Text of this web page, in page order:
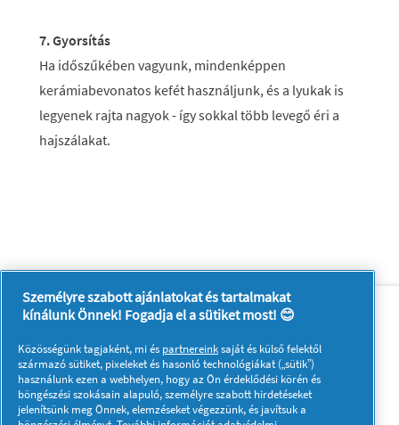
7. Gyorsítás
Ha időszűkében vagyunk, mindenképpen
kerámiabevonatos kefét használjunk, és a lyukak is
legyenek rajta nagyok - így sokkal több levegő éri a
hajszálakat.
Rólunk
Kapcsolatfelvétel
A pg.com felkeresése
Kövessen minket:
Személyre szabott ajánlatokat és tartalmakat
kínálunk Önnek! Fogadja el a sütiket most! 😊
Közösségünk tagjaként, mi és partnereinksaját és külső felektől
származó sütiket, pixeleket és hasonló technológiákat („sütik”)
használunk ezen a webhelyen, hogy az Ön érdeklődési körén és
böngészési szokásain alapuló, személyre szabott hirdetéseket
jelenítsünk meg Önnek, elemzéseket végezzünk, és javítsuk a